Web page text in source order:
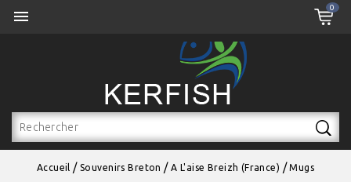
▼
 0
Accueil Souvenirs Breton A L'aise Breizh (France) Mugs